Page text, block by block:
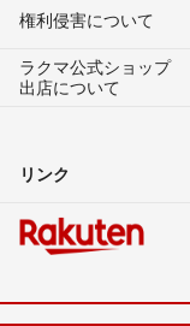
権利侵害について
ラクマ公式ショップ
出店について
リンク